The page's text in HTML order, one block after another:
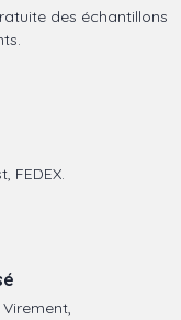
des échantillons
FEDEX.